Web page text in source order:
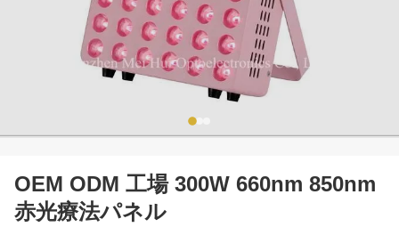
OEM ODM 工場 300W 660nm 850nm
赤光療法パネル